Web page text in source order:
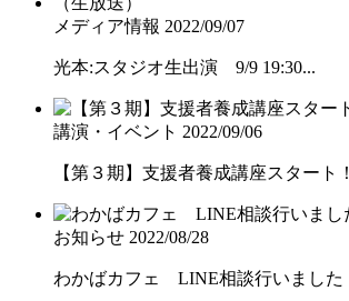
メディア情報 2022/09/07
光本:スタジオ生出演 9/9 19:30...
講演・イベント 2022/09/06
【第３期】支援者養成講座スタート！
お知らせ 2022/08/28
わかばカフェ LINE相談行いました